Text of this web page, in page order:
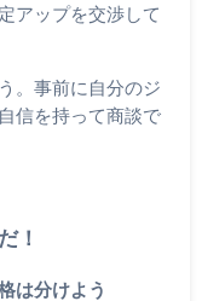
アップを交渉して
。事前に自分のジ
信を持って商談で
！
は分けよう